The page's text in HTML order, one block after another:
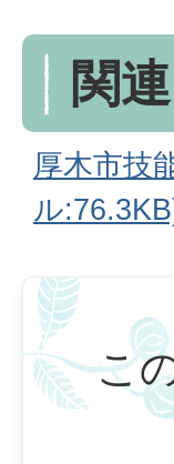
関
厚木市技
ル
こ